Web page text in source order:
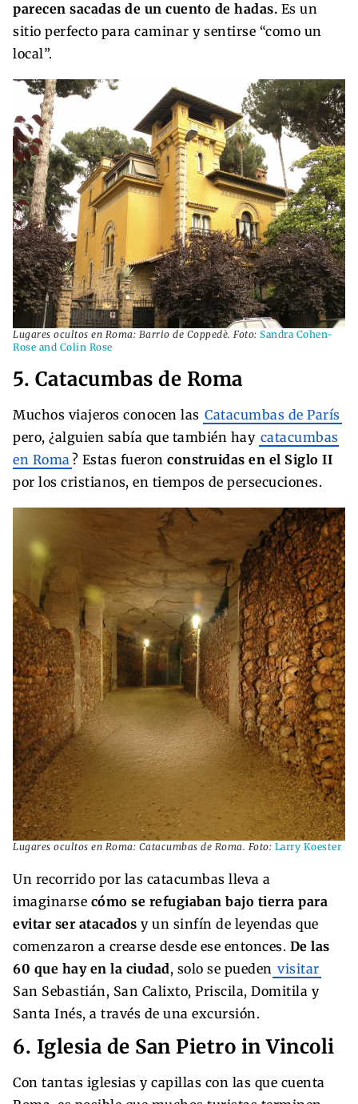
parecen sacadas de un cuento de hadas. Es un
sitio perfecto para caminar y sentirse “como un
local”.
Lugares ocultos en Roma: Barrio de Coppedè. Foto: Sandra Cohen-
Rose and Colin Rose
5. Catacumbas de Roma
Muchos viajeros conocen las Catacumbas de París
pero, ¿alguien sabía que también hay catacumbas
en Roma ? Estas fueron construidas en el Siglo II
por los cristianos, en tiempos de persecuciones.
Lugares ocultos en Roma: Catacumbas de Roma. Foto: Larry Koester
Un recorrido por las catacumbas lleva a
imaginarse cómo se refugiaban bajo tierra para
evitar ser atacados y un sinfín de leyendas que
comenzaron a crearse desde ese entonces. De las
60 que hay en la ciudad, solo se pueden visitar
San Sebastián, San Calixto, Priscila, Domitila y
Santa Inés, a través de una excursión.
6. Iglesia de San Pietro in Vincoli
Con tantas iglesias y capillas con las que cuenta